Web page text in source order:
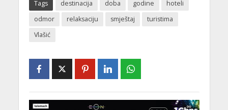
Tags destinacija doba godine
hoteli
odmor
relaksaciju smještaj
turistima
Vlašić